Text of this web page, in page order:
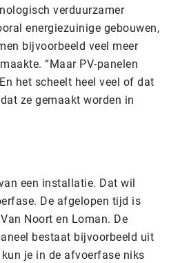
verduurzamer
energiezuinige gebouwen,
bijvoorbeeld veel meer
“Maar PV-panelen
het scheelt heel veel of dat
ze gemaakt worden in
een installatie. Dat wil
De afgelopen tijd is
Noort en Loman. De
bestaat bijvoorbeeld uit
je in de afvoerfase niks